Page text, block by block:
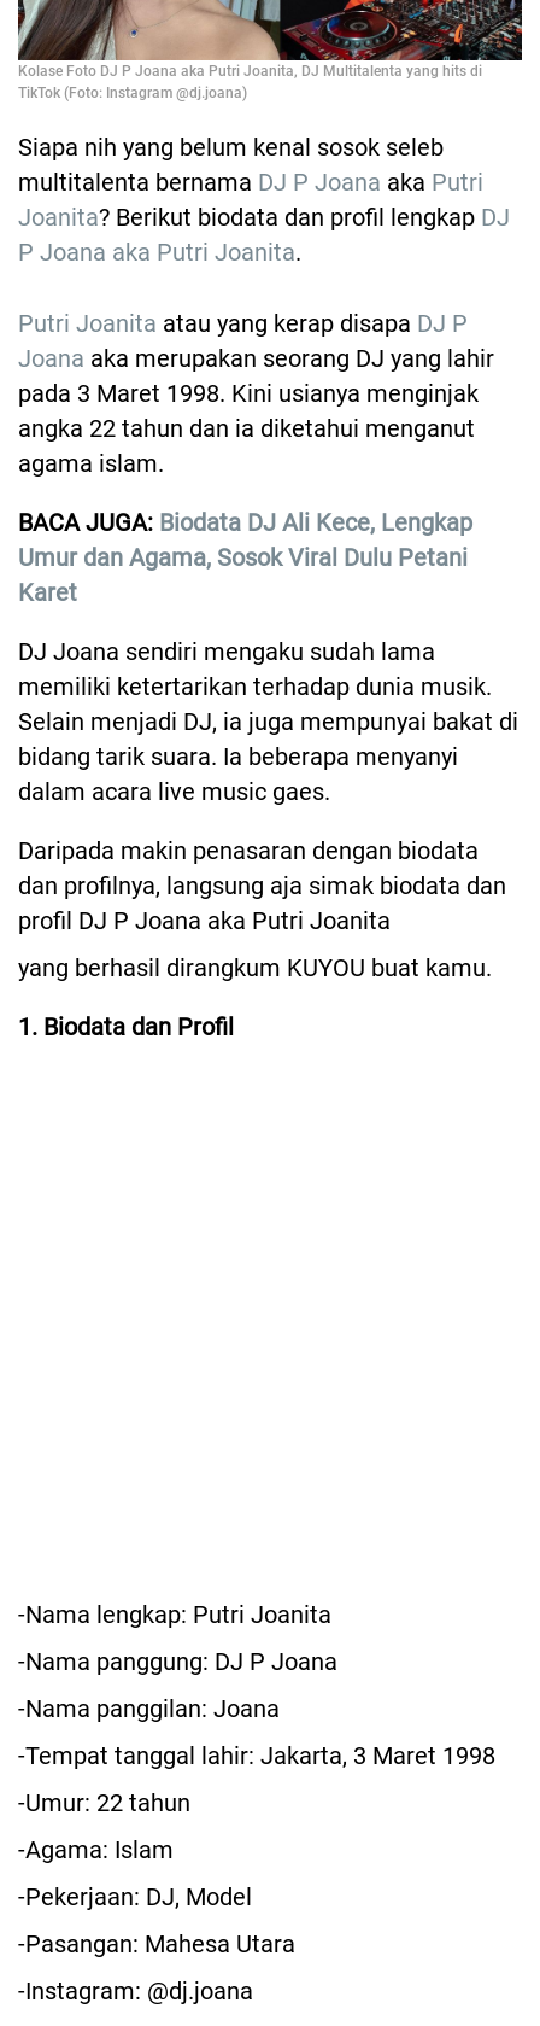
Kolase Foto DJ P Joana aka Putri Joanita, DJ Multitalenta yang hits di
TikTok (Foto: Instagram @dj.joana)
Siapa nih yang belum kenal sosok seleb
multitalenta bernama DJ P Joana aka Putri
Joanita? Berikut biodata dan profil lengkap DJ
P Joana aka Putri Joanita.
Putri Joanita atau yang kerap disapa DJ P
Joana aka merupakan seorang DJ yang lahir
pada 3 Maret 1998. Kini usianya menginjak
angka 22 tahun dan ia diketahui menganut
agama islam.
BACA JUGA: Biodata DJ Ali Kece, Lengkap
Umur dan Agama, Sosok Viral Dulu Petani
Karet
DJ Joana sendiri mengaku sudah lama
memiliki ketertarikan terhadap dunia musik.
Selain menjadi DJ, ia juga mempunyai bakat di
bidang tarik suara. Ia beberapa menyanyi
dalam acara live music gaes.
Daripada makin penasaran dengan biodata
dan profilnya, langsung aja simak biodata dan
profil DJ P Joana aka Putri Joanita
yang berhasil dirangkum KUYOU buat kamu.
1. Biodata dan Profil
-Nama lengkap: Putri Joanita
-Nama panggung: DJ P Joana
-Nama panggilan: Joana
-Tempat tanggal lahir: Jakarta, 3 Maret 1998
-Umur: 22 tahun
-Agama: Islam
-Pekerjaan: DJ, Model
-Pasangan: Mahesa Utara
-Instagram: @dj.joana